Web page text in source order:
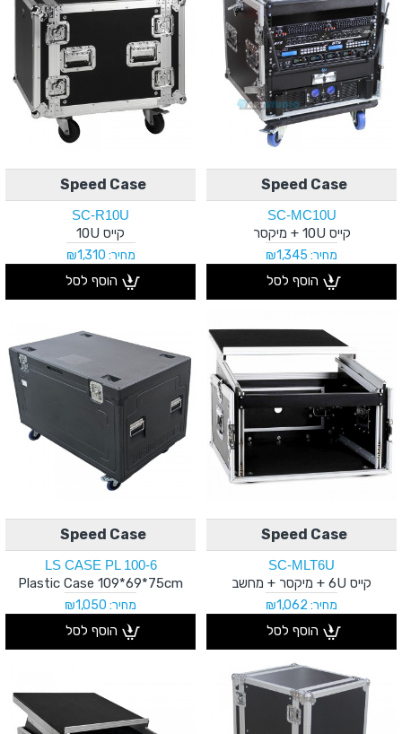
Speed Case
SC-MC10U
קייס 10U + מיקסר
מחיר: ₪1,345
הוסף לסל
Speed Case
SC-R10U
קייס 10U
מחיר: ₪1,310
הוסף לסל
Speed Case
SC-MLT6U
קייס 6U + מיקסר + מחשב
מחיר: ₪1,062
הוסף לסל
Speed Case
LS CASE PL 100-6
Plastic Case 109*69*75cm
מחיר: ₪1,050
הוסף לסל